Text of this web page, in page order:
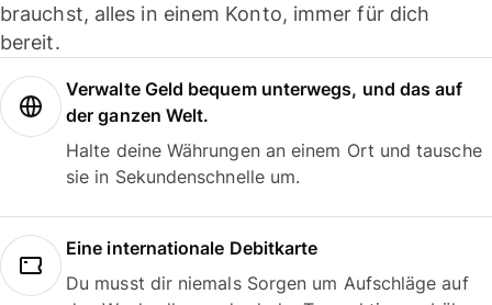
brauchst, alles in einem Konto, immer für dich
bereit.
Verwalte Geld bequem unterwegs, und das auf
der ganzen Welt.
Halte deine Währungen an einem Ort und tausche
sie in Sekundenschnelle um.
Eine internationale Debitkarte
Du musst dir niemals Sorgen um Aufschläge auf